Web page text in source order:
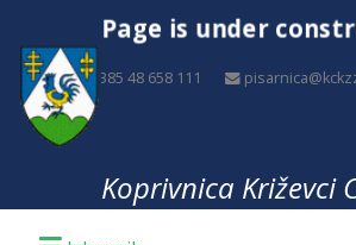
Page is under
+385 48 658 111
Koprivnica Križevci